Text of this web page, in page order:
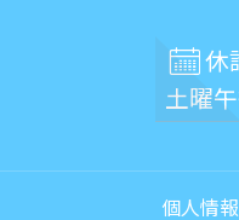
休
土曜
個人情